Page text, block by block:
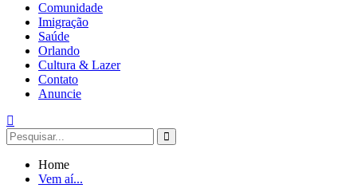
Comunidade
Imigração
Saúde
Orlando
Cultura & Lazer
Contato
Anuncie
Home
Vem aí...